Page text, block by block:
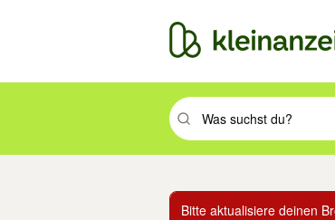
Suchbegriff eingeben.
Bitte aktualisiere deinen